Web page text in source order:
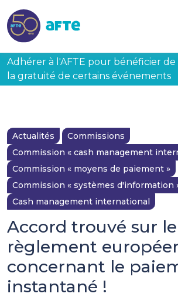
Adhérer à l'AFTE pour bénéficier de
la gratuité de certains événements
Actualités
Commissions
Commission « cash management
Commission « moyens de paiement »
Commission « systèmes d'information
Cash management international
Accord trouvé sur le
règlement
concernant le
instantané !